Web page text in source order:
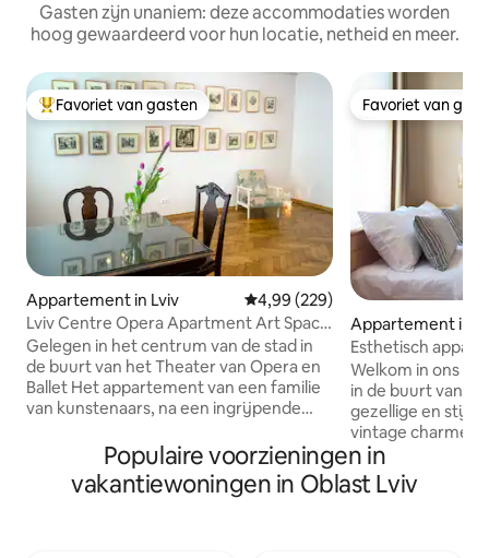
Gasten zijn unaniem: deze accommodaties worden
hoog gewaardeerd voor hun locatie, netheid en meer.
Topfavoriet van gasten
Favoriet van gasten
Appartement in Lviv Gemiddelde beoordeling van
4,99 (229)
Lviv Centre Opera Apartment Art Space
for 1-3 75m2
Gelegen in het centrum van de stad in
de buurt van het Theater van Opera en
Ballet Het appartement van een familie
van kunstenaars, na een ingrijpende
m ². Ik nodig je uit om tijd door te
brengen in een buitengewone creatieve
sfeer. In het appartement vind je
Favoriet van
Favoriet van
Appartement in
Esthetisch
Main Sq.
Welkom in ons
in de buurt van
gezellige en
vintage charme
Hoge plafonds,
houten details
sfeer. Het
Populaire voorzieningen in
vakantiewoningen in Oblast Lviv